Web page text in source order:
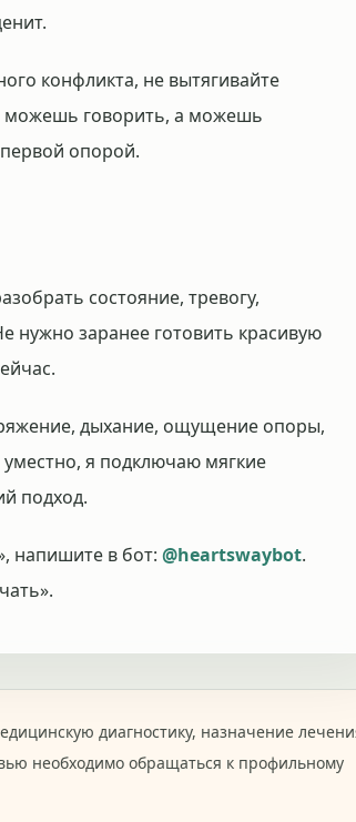
конфликта, не вытягивайте
можешь говорить, а можешь
опорой.
состояние, тревогу,
нужно заранее готовить красивую
дыхание, ощущение опоры,
я подключаю мягкие
подход.
напишите в бот: @heartswaybot.
диагностику, назначение
необходимо обращаться к профильному